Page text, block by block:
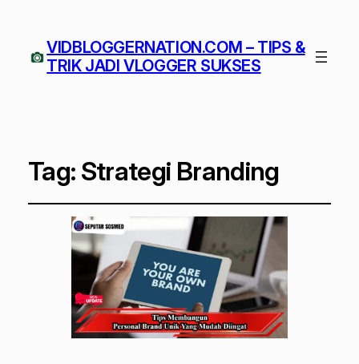
VIDBLOGGERNATION.COM – TIPS &
TRIK JADI VLOGGER SUKSES
Tag: Strategi Branding